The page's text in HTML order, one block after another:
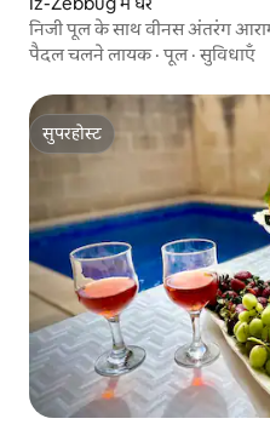
निजी पूल के साथ वीनस अंतरंग
पैदल चलने लायक·पूल·सुविधाएँ
सुपरहोस्ट
सुपरहोस्ट